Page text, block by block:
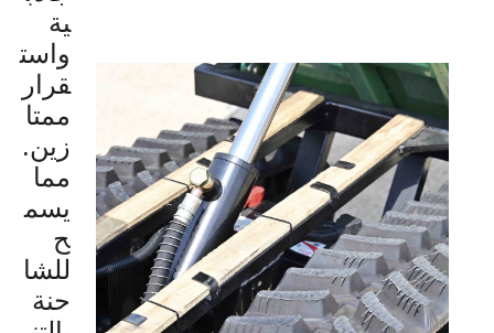
ية
واست
قرار
ممتا
زين.
مما
يسم
ح
للشا
حنة